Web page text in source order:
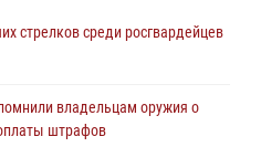
стрелков среди росгвардейцев
владельцам оружия о
штрафов